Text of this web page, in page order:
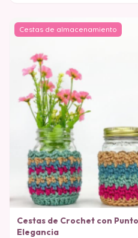
Cestas de almacenamiento
Cestas de Crochet con
Elegancia